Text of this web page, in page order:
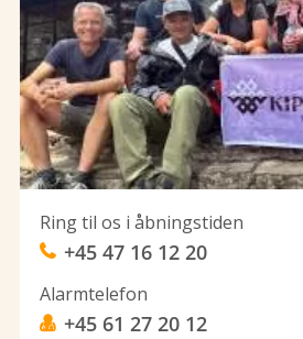
Ring til os i åbningstiden
+45 47 16 12 20
Alarmtelefon
+45 61 27 20 12